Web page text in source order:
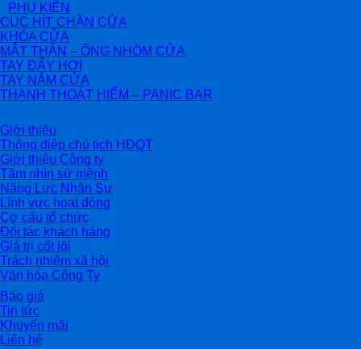
PHỤ KIỆN
CỤC HÍT CHẶN CỬA
KHÓA CỬA
MẮT THẦN – ỐNG NHÒM CỬA
TAY ĐẨY HƠI
TAY NẮM CỬA
THANH THOÁT HIỂM – PANIC BAR
Giới thiệu
Thông điệp chủ tịch HĐQT
Giới thiệu Công ty
Tầm nhìn sứ mệnh
Năng Lực Nhân Sự
Lĩnh vực hoạt động
Cơ cấu tổ chức
Đối tác khách hàng
Giá trị cốt lõi
Trách nhiệm xã hội
Văn hóa Công Ty
Báo giá
Tin tức
Khuyến mãi
Liên hệ